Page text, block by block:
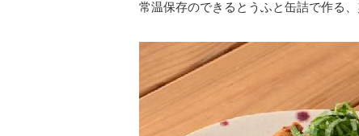
常温保存のできるとうふと缶詰で作る